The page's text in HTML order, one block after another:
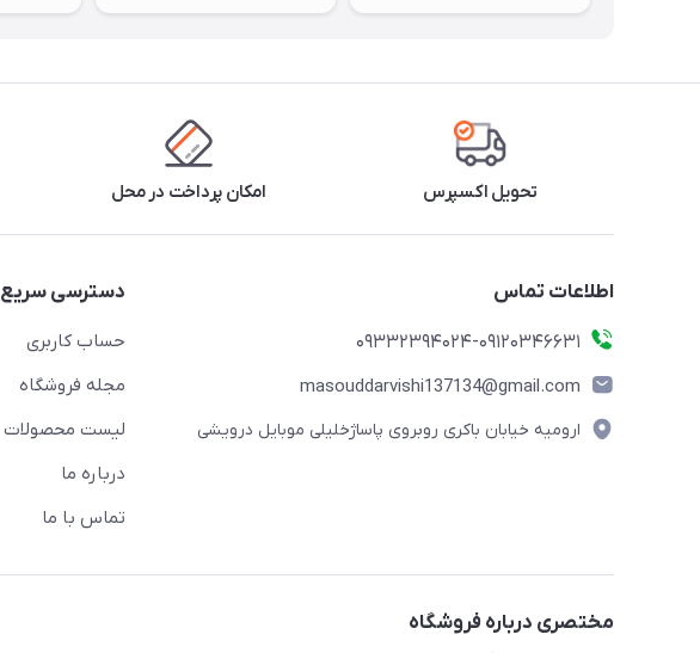
تحویل اکسپرس امکان پرداخت در محل
اطلاعات تماس
09332394024-09120346631
masouddarvishi137134@gmail.com
ارومیه خیابان باکری روبروی پاساژخلیلی موبایل درویشی
دسترسی سریع
حساب کاربری
مجله فروشگاه
لیست محصولات
درباره ما
تماس با ما
مختصری درباره فروشگاه